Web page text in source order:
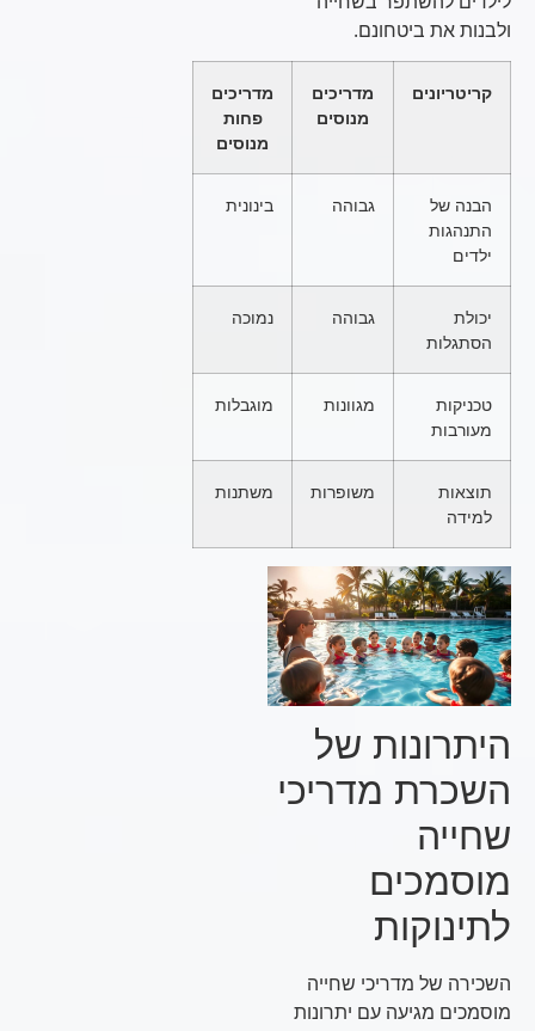
ולבנות את ביטחונם.
קריטריונים
מדריכים
מנוסים
מדריכים
פחות
מנוסים
הבנה של
התנהגות
ילדים
גבוהה בינונית
יכולת
הסתגלות
גבוהה נמוכה
טכניקות
מעורבות
מגוונות מוגבלות
תוצאות
למידה
משופרות משתנות
היתרונות של
השכרת מדריכי
שחייה
מוסמכים
לתינוקות
השכירה של מדריכי שחייה
מוסמכים מגיעה עם יתרונות